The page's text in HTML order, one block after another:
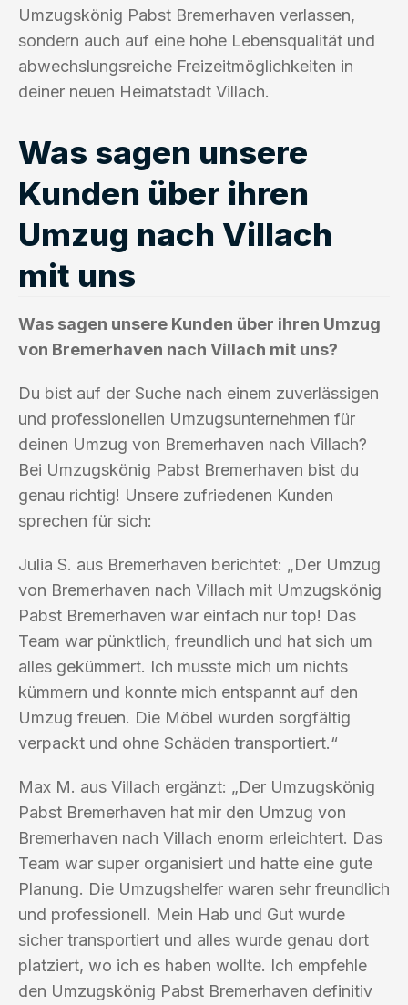
Umzugskönig Pabst Bremerhaven verlassen,
sondern auch auf eine hohe Lebensqualität und
abwechslungsreiche Freizeitmöglichkeiten in
deiner neuen Heimatstadt Villach.
Was sagen unsere
Kunden über ihren
Umzug nach Villach
mit uns
Was sagen unsere Kunden über ihren Umzug
von Bremerhaven nach Villach mit uns?
Du bist auf der Suche nach einem zuverlässigen
und professionellen Umzugsunternehmen für
deinen Umzug von Bremerhaven nach Villach?
Bei Umzugskönig Pabst Bremerhaven bist du
genau richtig! Unsere zufriedenen Kunden
sprechen für sich:
Julia S. aus Bremerhaven berichtet: „Der Umzug
von Bremerhaven nach Villach mit Umzugskönig
Pabst Bremerhaven war einfach nur top! Das
Team war pünktlich, freundlich und hat sich um
alles gekümmert. Ich musste mich um nichts
kümmern und konnte mich entspannt auf den
Umzug freuen. Die Möbel wurden sorgfältig
verpackt und ohne Schäden transportiert.“
Max M. aus Villach ergänzt: „Der Umzugskönig
Pabst Bremerhaven hat mir den Umzug von
Bremerhaven nach Villach enorm erleichtert. Das
Team war super organisiert und hatte eine gute
Planung. Die Umzugshelfer waren sehr freundlich
und professionell. Mein Hab und Gut wurde
sicher transportiert und alles wurde genau dort
platziert, wo ich es haben wollte. Ich empfehle
den Umzugskönig Pabst Bremerhaven definitiv